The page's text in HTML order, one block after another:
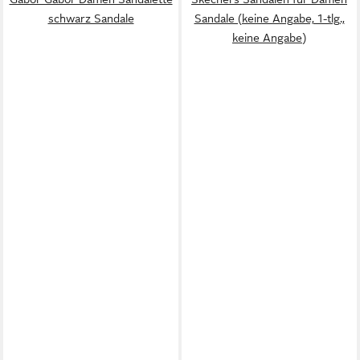
schwarz Sandale
Sandale (keine Angabe, 1-tlg.,
keine Angabe)